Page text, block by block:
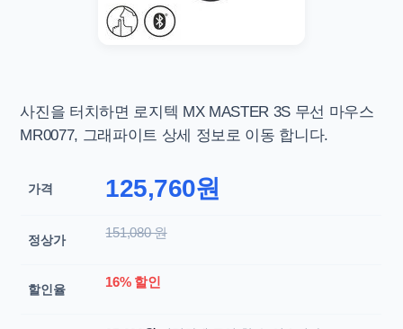
사진을 터치하면 로지텍 MX MASTER 3S 무선 마우스
MR0077, 그래파이트 상세 정보로 이동 합니다.
가격 125,760원
정상가 151,080 원
할인율 16% 할인